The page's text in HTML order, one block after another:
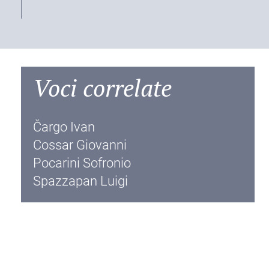
Voci correlate
Čargo Ivan
Cossar Giovanni
Pocarini Sofronio
Spazzapan Luigi